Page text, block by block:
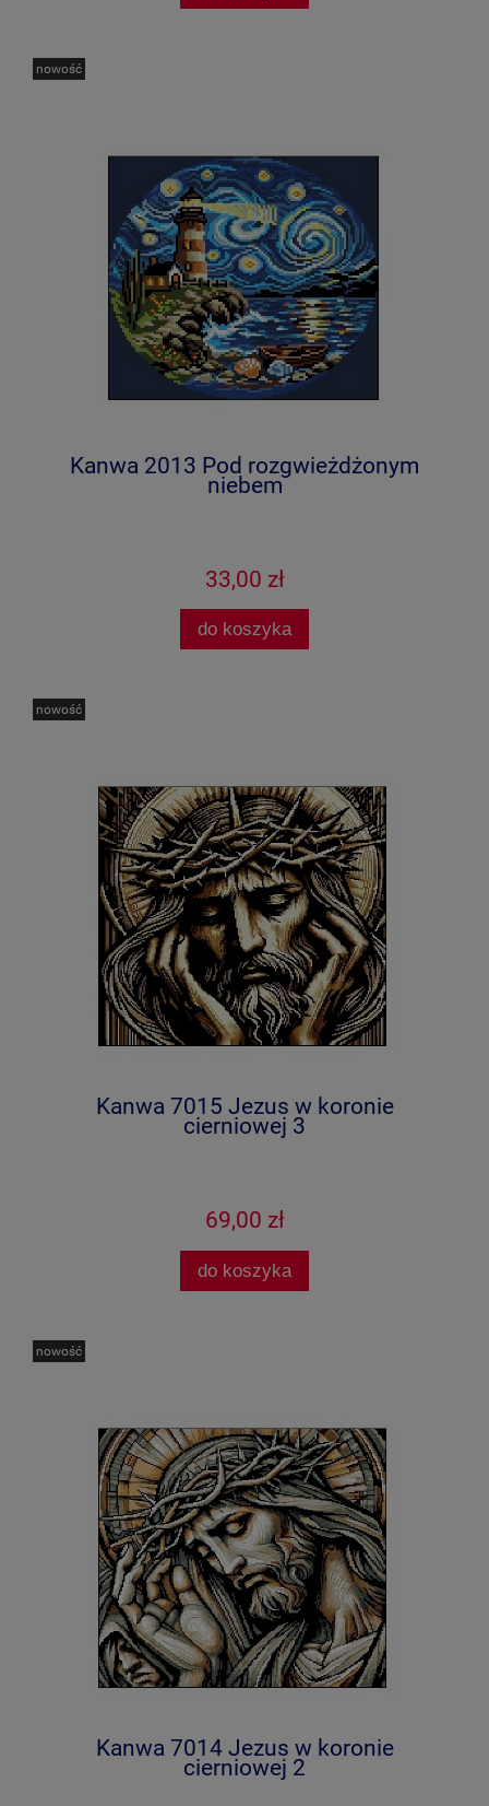
Kanwa 2013 Pod rozgwieżdżonym
niebem
33,00 zł
do koszyka
nowość
Kanwa 7015 Jezus w koronie
cierniowej 3
69,00 zł
do koszyka
nowość
Kanwa 7014 Jezus w koronie
cierniowej 2
nowość